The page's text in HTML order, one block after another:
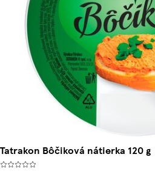
Tatrakon Bôčiková nátierka 120 g